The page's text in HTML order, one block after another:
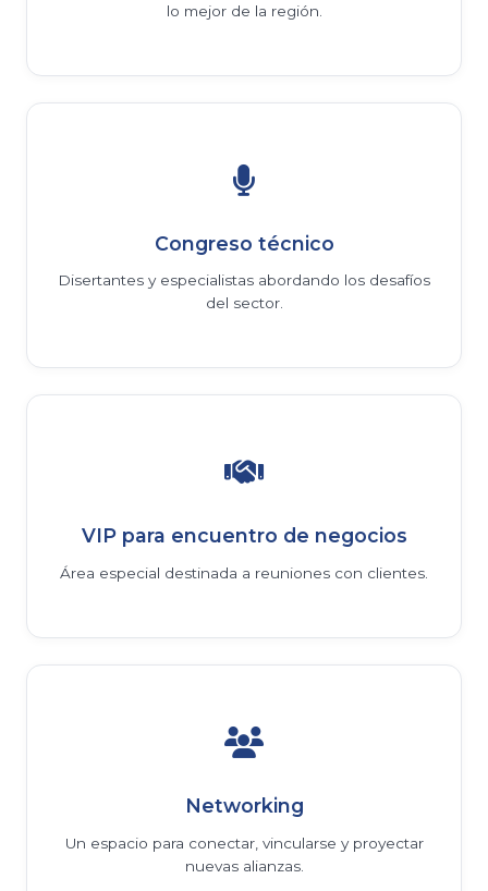
lo mejor de la región.
Congreso técnico
Disertantes y especialistas abordando los desafíos
del sector.
VIP para encuentro de negocios
Área especial destinada a reuniones con clientes.
Networking
Un espacio para conectar, vincularse y proyectar
nuevas alianzas.